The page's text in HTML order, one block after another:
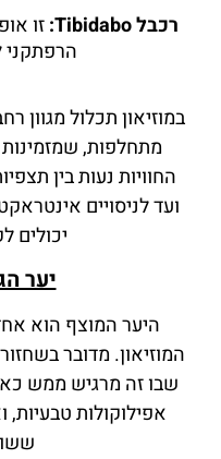
רכבל Tibidabo:
זו
הרפתקני
במוזיאון תכלול מגוון
מתחלפות,
החוויות נעות בין
ועד לניסויים
יכולים
יער
היער המוצף הוא
המוזיאון. מדובר
שבו זה מרגיש ממש
אפילוקולות טבעיות,